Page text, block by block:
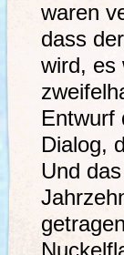
waren
dass
wird, es
Entwurf
Dialog,
Und